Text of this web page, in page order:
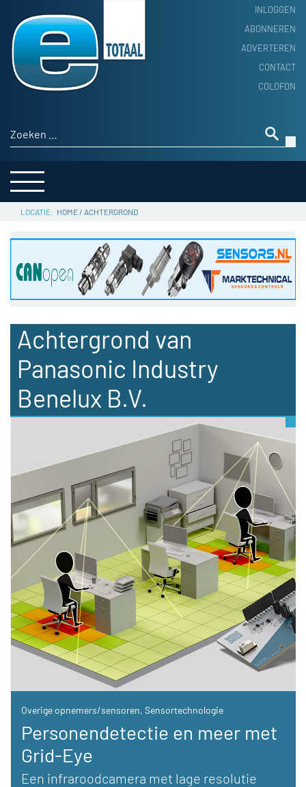
INLOGGEN
ABONNEREN
ADVERTEREN
CONTACT
COLOFON
Zoeken naar:
HOME
PRODUCTNIEUWS
ACHTERGROND
THEMA’S
SERVICE
HOME/ ACHTERGROND
Achtergrond van
Panasonic Industry
Benelux B.V.
Overige opnemers/sensoren, Sensortechnologie
Personendetectie en meer met
Grid-Eye
Een infraroodcamera met lage resolutie